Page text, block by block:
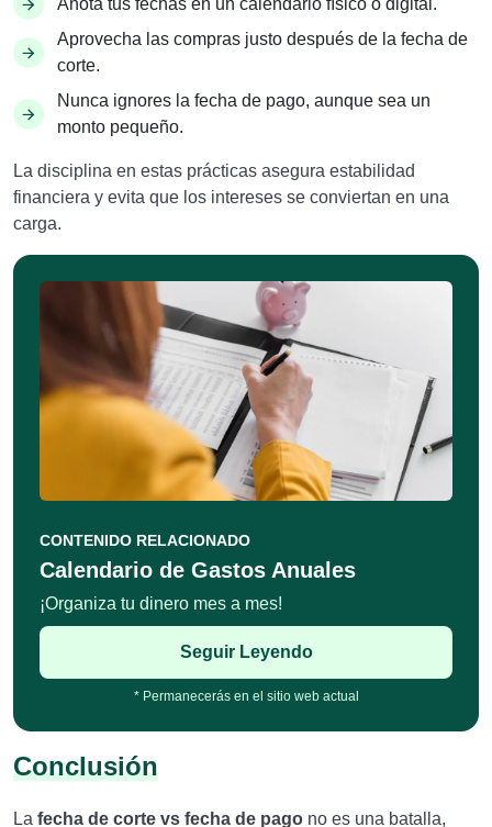
Anota tus fechas en un calendario físico o digital.
Aprovecha las compras justo después de la fecha de
corte.
Nunca ignores la fecha de pago, aunque sea un
monto pequeño.
La disciplina en estas prácticas asegura estabilidad
financiera y evita que los intereses se conviertan en una
carga.
CONTENIDO RELACIONADO
Calendario de Gastos Anuales
¡Organiza tu dinero mes a mes!
Seguir Leyendo
* Permanecerás en el sitio web actual
Conclusión
La fecha de corte vs fecha de pago no es una batalla,